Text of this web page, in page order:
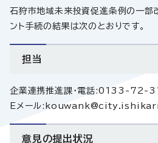
石狩市地域未来投資促進条例の一部
ント手続の結果は次のとおりです。
担当
企業連携推進課・電話:0133-72-
Eメール
意見の提出状況